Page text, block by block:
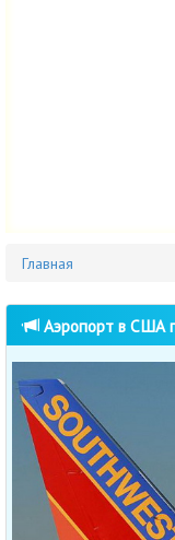
Главная
Аэропорт в США